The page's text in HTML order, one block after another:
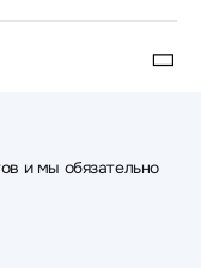
и мы обязательно